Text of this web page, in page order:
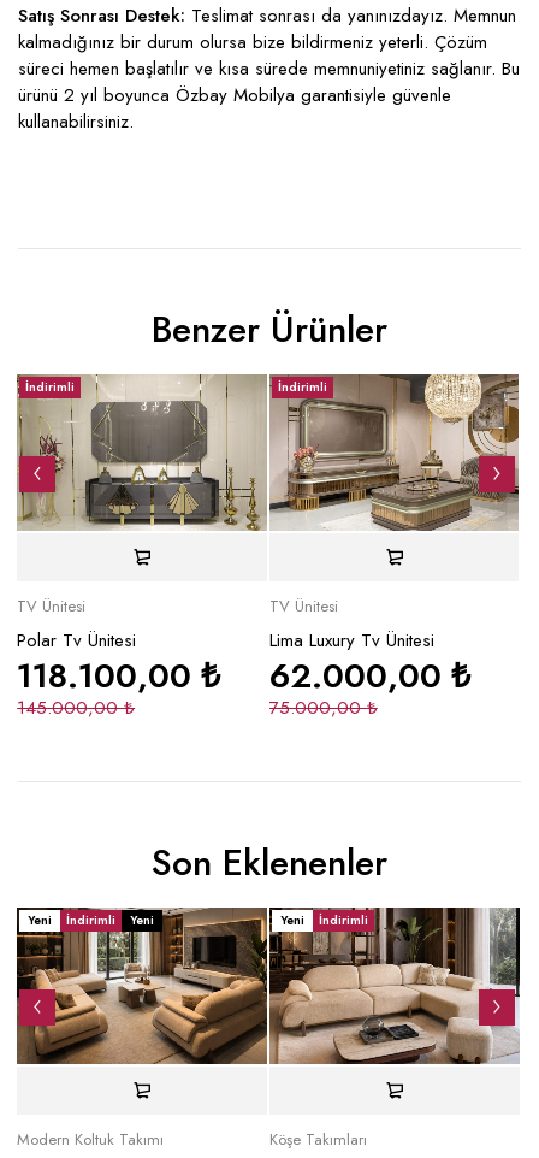
Satış Sonrası Destek: Teslimat sonrası da yanınızdayız. Memnun
kalmadığınız bir durum olursa bize bildirmeniz yeterli. Çözüm
süreci hemen başlatılır ve kısa sürede memnuniyetiniz sağlanır. Bu
ürünü 2 yıl boyunca Özbay Mobilya garantisiyle güvenle
kullanabilirsiniz.
Benzer Ürünler
İndirimli
TV Ünitesi
Polar Tv Ünitesi
145.000,00₺
118.100,00₺
İndirimli
TV Ünitesi
Lima Luxury Tv Ünitesi
75.000,00₺
62.000,00 ₺
Son Eklenenler
Yeni İndirimli Yeni
Modern Koltuk Takımı
Yeni İndirimli
Köşe Takımları